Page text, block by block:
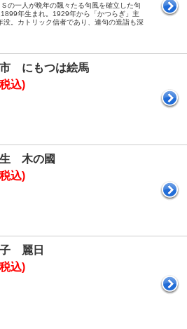
の一人が晩年の飄々たる句風を確立した句
年生まれ。1929年から「かつらぎ」主
没。カトリック信者であり、連句の造詣も深
市 にもつは絵馬
込)
木の國
込)
麗日
込)